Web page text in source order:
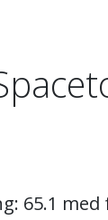
65.1